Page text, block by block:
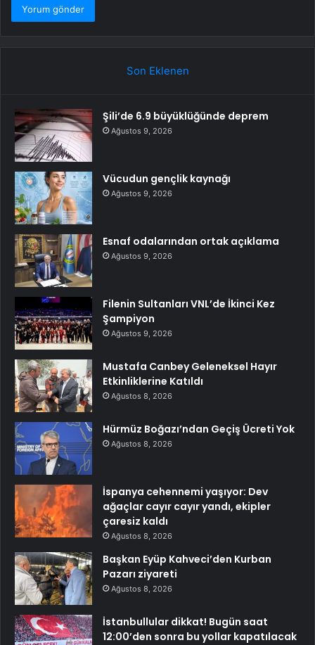
Son Eklenen
Şili’de 6.9 büyüklüğünde deprem
Ağustos 9, 2026
Vücudun gençlik kaynağı
Ağustos 9, 2026
Esnaf odalarından ortak açıklama
Ağustos 9, 2026
Filenin Sultanları VNL’de İkinci Kez
Şampiyon
Ağustos 9, 2026
Mustafa Canbey Geleneksel Hayır
Etkinliklerine Katıldı
Ağustos 8, 2026
Hürmüz Boğazı’ndan Geçiş Ücreti Yok
Ağustos 8, 2026
İspanya cehennemi yaşıyor: Dev
ağaçlar cayır cayır yandı, ekipler
çaresiz kaldı
Ağustos 8, 2026
Başkan Eyüp Kahveci’den Kurban
Pazarı ziyareti
Ağustos 8, 2026
İstanbullular dikkat! Bugün saat
12:00’den sonra bu yollar kapatılacak